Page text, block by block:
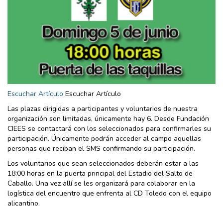
Escuchar Artículo Escuchar Artículo
Las plazas dirigidas a participantes y voluntarios de nuestra
organización son limitadas, únicamente hay 6. Desde Fundación
CIEES se contactará con los seleccionados para confirmarles su
participación. Únicamente podrán acceder al campo aquellas
personas que reciban el SMS confirmando su participación.
Los voluntarios que sean seleccionados deberán estar a las
18:00 horas en la puerta principal del Estadio del Salto de
Caballo. Una vez allí se les organizará para colaborar en la
logística del encuentro que enfrenta al CD Toledo con el equipo
alicantino.